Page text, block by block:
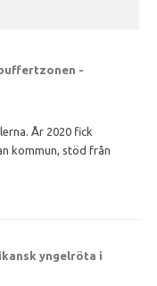
-
År 2020 fick
kommun, stöd från
yngelröta i